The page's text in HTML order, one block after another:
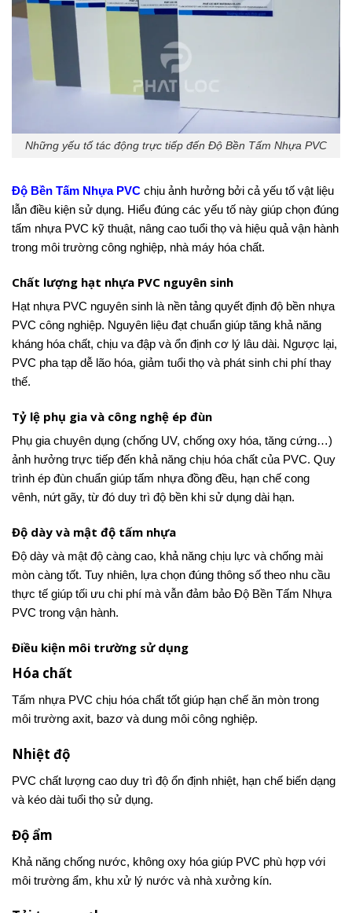
Những yếu tố tác động trực tiếp đến Độ Bền Tấm Nhựa PVC
Độ Bền Tấm Nhựa PVC chịu ảnh hưởng bởi cả yếu tố vật liệu
lẫn điều kiện sử dụng. Hiểu đúng các yếu tố này giúp chọn đúng
tấm nhựa PVC kỹ thuật, nâng cao tuổi thọ và hiệu quả vận hành
trong môi trường công nghiệp, nhà máy hóa chất.
Chất lượng hạt nhựa PVC nguyên sinh
Hạt nhựa PVC nguyên sinh là nền tảng quyết định độ bền nhựa
PVC công nghiệp. Nguyên liệu đạt chuẩn giúp tăng khả năng
kháng hóa chất, chịu va đập và ổn định cơ lý lâu dài. Ngược lại,
PVC pha tạp dễ lão hóa, giảm tuổi thọ và phát sinh chi phí thay
thế.
Tỷ lệ phụ gia và công nghệ ép đùn
Phụ gia chuyên dụng (chống UV, chống oxy hóa, tăng cứng…)
ảnh hưởng trực tiếp đến khả năng chịu hóa chất của PVC. Quy
trình ép đùn chuẩn giúp tấm nhựa đồng đều, hạn chế cong
vênh, nứt gãy, từ đó duy trì độ bền khi sử dụng dài hạn.
Độ dày và mật độ tấm nhựa
Độ dày và mật độ càng cao, khả năng chịu lực và chống mài
mòn càng tốt. Tuy nhiên, lựa chọn đúng thông số theo nhu cầu
thực tế giúp tối ưu chi phí mà vẫn đảm bảo Độ Bền Tấm Nhựa
PVC trong vận hành.
Điều kiện môi trường sử dụng
Hóa chất
Tấm nhựa PVC chịu hóa chất tốt giúp hạn chế ăn mòn trong
môi trường axit, bazơ và dung môi công nghiệp.
Nhiệt độ
PVC chất lượng cao duy trì độ ổn định nhiệt, hạn chế biến dạng
và kéo dài tuổi thọ sử dụng.
Độ ẩm
Khả năng chống nước, không oxy hóa giúp PVC phù hợp với
môi trường ẩm, khu xử lý nước và nhà xưởng kín.